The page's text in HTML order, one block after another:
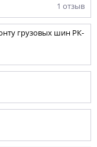
1 отзыв
грузовых шин РК-